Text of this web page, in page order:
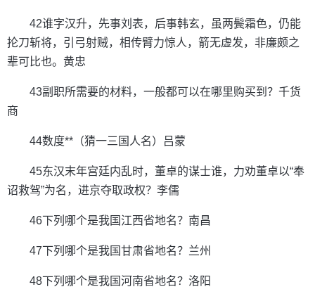
42谁字汉升，先事刘表，后事韩玄，虽两鬓霜色，仍能
抡刀斩将，引弓射贼，相传臂力惊人，箭无虚发，非廉颇之
辈可比也。黄忠
43副职所需要的材料，一般都可以在哪里购买到？千货
商
44数度**（猜一三国人名）吕蒙
45东汉末年宫廷内乱时，董卓的谋士谁，力劝董卓以“奉
诏救驾”为名，进京夺取政权？李儒
46下列哪个是我国江西省地名？南昌
47下列哪个是我国甘肃省地名？兰州
48下列哪个是我国河南省地名？洛阳